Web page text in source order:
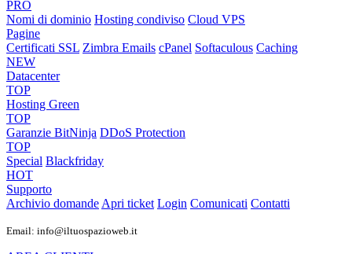
PRO
Nomi di dominio Hosting condiviso Cloud VPS
Pagine
Certificati SSL Zimbra Emails cPanel Softaculous Caching
NEW
Datacenter
TOP
Hosting Green
TOP
Garanzie BitNinja DDoS Protection
TOP
Special Blackfriday
HOT
Supporto
Archivio domandeApri ticket Login Comunicati Contatti
Email: info@iltuospazioweb.it